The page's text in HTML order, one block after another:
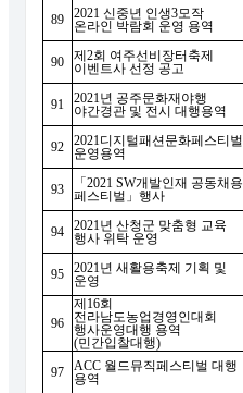
89 2021 신중년 인생3모작
온라인 박람회 운영 용역
90 제 2회 여주선비장터축제
이벤트사 선정 공고
91 2021년 공주문화재야행
야간경관 및 전시 대행용역
92 2021디지털패션문화페스티벌
운영용역
93 「 2021 SW개발인재 공동채용
페스티벌 」 행사
94 2021년 산청군 맞춤형 교육
행사 위탁 운영
95 2021년 새활용축제 기획 및
운영
96
제 16회
전라남도농업경영인대회
행사운영대행 용역
(민간입찰대행)
97 ACC 월드뮤직페스티벌 대행
용역